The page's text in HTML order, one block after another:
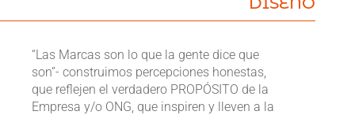
“Las Marcas son lo que la gente dice que
son”- construimos percepciones honestas,
que reflejen el verdadero PROPÓSITO de la
Empresa y/o ONG, que inspiren y lleven a la